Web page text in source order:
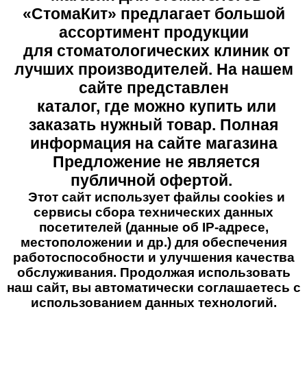
«СтомаКит» предлагает большой
ассортимент продукции
для стоматологических клиник от
лучших производителей. На нашем
сайте представлен
каталог, где можно купить или
заказать нужный товар. Полная
информация на сайте магазина
Предложение не является
публичной офертой.
Этот сайт использует файлы cookies и
сервисы сбора технических данных
посетителей (данные об IP-адресе,
местоположении и др.) для обеспечения
работоспособности и улучшения качества
обслуживания. Продолжая использовать
наш сайт, вы автоматически соглашаетесь с
использованием данных технологий.